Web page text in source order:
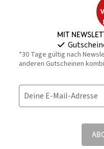
Mit
*30 Tage gültig nach
anderen Gutscheinen
Deine E-Mail-Adresse